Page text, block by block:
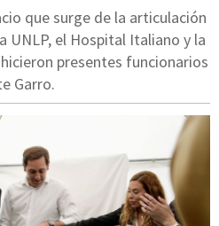
que surge de la articulación
UNLP, el Hospital Italiano y la
presentes funcionarios
Garro.